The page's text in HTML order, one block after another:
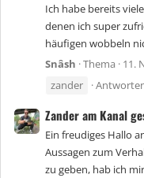
Ich habe bereits
denen ich super
häufigen wobbeln
Snâsh Thema 11.
zander
Zander am Kanal
Ein freudiges Hallo
Aussagen zum
zu geben, hab ich